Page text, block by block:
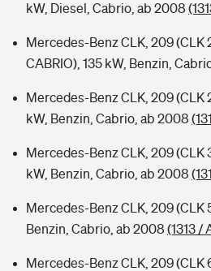
kW, Diesel, Cabrio, ab 2008
Mercedes-Benz CLK, 209 (CLK
CABRIO), 135 kW, Benzin,
Mercedes-Benz CLK, 209 (CLK
kW, Benzin, Cabrio, ab 2008
Mercedes-Benz CLK, 209 (CLK
kW, Benzin, Cabrio, ab 2008
Mercedes-Benz CLK, 209 (CLK
Benzin, Cabrio, ab 2008 (1313 /
Mercedes-Benz CLK, 209 (CLK